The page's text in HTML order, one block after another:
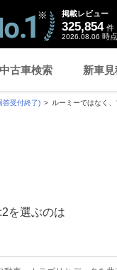
掲載レビュー
325,854 件
2026.08.06 時点
中古車検索 新車見
答受付終了) ルーミーではなく、
を選ぶのは